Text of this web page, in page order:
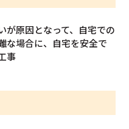
が原因となって、自宅での
な場合に、自宅を安全で
事